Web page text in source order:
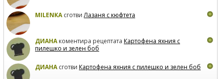
MILENKAсготвиЛазаня с кюфтета
ДИАНАкоментира рецептата Картофена яхния с
пилешко и зелен боб
ДИАНАсготви Картофена яхния с пилешко и зелен боб